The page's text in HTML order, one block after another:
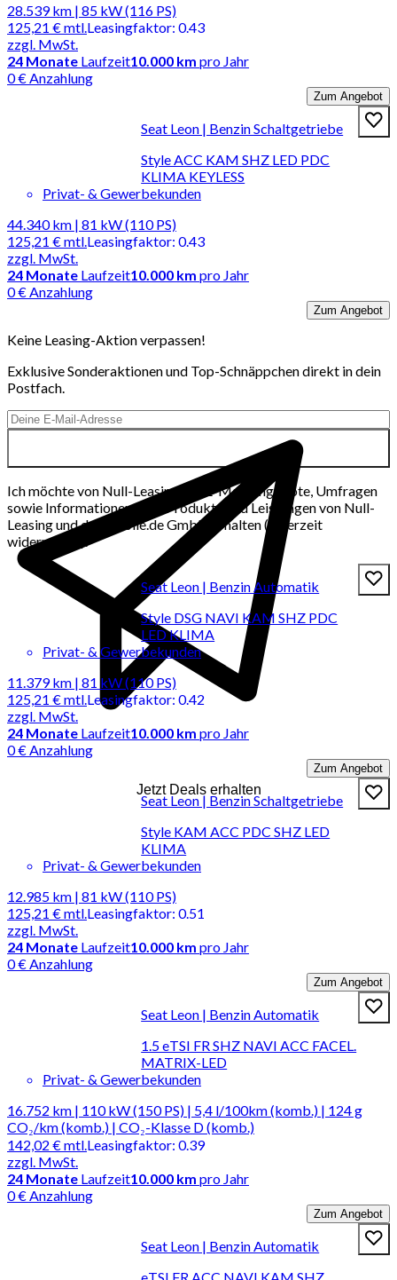
28.539 km | 85 kW (116 PS)
125,21 €mtl.
zzgl. MwSt.
Leasingfaktor: 0.43
24 Monate Laufzeit10.000 km pro Jahr
0 € Anzahlung
Zum Angebot
Seat Leon | Benzin Schaltgetriebe
Style ACC KAM SHZ LED PDC
KLIMA KEYLESS
Privat- & Gewerbekunden
44.340 km | 81 kW (110 PS)
125,21 €mtl.
zzgl. MwSt.
Leasingfaktor: 0.43
24 Monate Laufzeit10.000 km pro Jahr
0 € Anzahlung
Zum Angebot
Keine Leasing-Aktion verpassen!
Exklusive Sonderaktionen und Top-Schnäppchen direkt in dein
Postfach.
Jetzt Deals erhalten
Ich möchte von Null-Leasing per E-Mail Angebote, Umfragen
sowie Informationen über Produkte und Leistungen von Null-
Leasing und der mobile.de GmbH erhalten (jederzeit
widerrufbar).
Seat Leon | Benzin Automatik
Style DSG NAVI KAM SHZ PDC
LED KLIMA
Privat- & Gewerbekunden
11.379 km | 81 kW (110 PS)
125,21 €mtl.
zzgl. MwSt.
Leasingfaktor: 0.42
24 Monate Laufzeit10.000 km pro Jahr
0 € Anzahlung
Zum Angebot
Seat Leon | Benzin Schaltgetriebe
Style KAM ACC PDC SHZ LED
KLIMA
Privat- & Gewerbekunden
12.985 km | 81 kW (110 PS)
125,21 €mtl.
zzgl. MwSt.
Leasingfaktor: 0.51
24 Monate Laufzeit10.000 km pro Jahr
0 € Anzahlung
Zum Angebot
Seat Leon | Benzin Automatik
1.5 eTSI FR SHZ NAVI ACC FACEL.
MATRIX-LED
Privat- & Gewerbekunden
16.752 km | 110 kW (150 PS) | 5,4 l/100km (komb.) | 124 g
CO₂/km (komb.) | CO₂-Klasse D (komb.)
142,02 €mtl.
zzgl. MwSt.
Leasingfaktor: 0.39
24 Monate Laufzeit10.000 km pro Jahr
0 € Anzahlung
Zum Angebot
Seat Leon | Benzin Automatik